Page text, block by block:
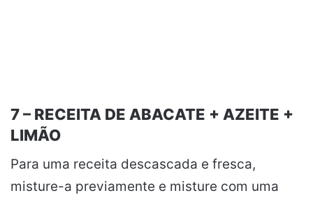
7 – RECEITA DE ABACATE + AZEITE +
LIMÃO
Para uma receita descascada e fresca,
misture-a previamente e misture com uma